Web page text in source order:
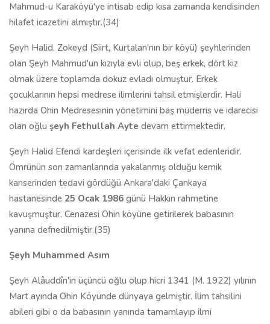
Mahmud-u Karaköyü'ye intisab edip kısa zamanda kendisinden
hilafet icazetini almıştır.(34)
Şeyh Halid, Zokeyd (Siirt, Kurtalan'nın bir köyü) şeyhlerinden
olan Şeyh Mahmud'un kızıyla evli olup, beş erkek, dört kız
olmak üzere toplamda dokuz evladı olmuştur. Erkek
çocuklarının hepsi medrese ilimlerini tahsil etmişlerdir. Hali
hazırda Ohin Medresesinin yönetimini baş müderris ve idarecisi
olan oğlu şeyh Fethullah Ayte devam ettirmektedir.
Şeyh Halid Efendi kardeşleri içerisinde ilk vefat edenleridir.
Ömrünün son zamanlarında yakalanmış olduğu kemik
kanserinden tedavi gördüğü Ankara'daki Çankaya
hastanesinde 25 Ocak 1986 günü Hakkın rahmetine
kavuşmuştur. Cenazesi Ohin köyüne getirilerek babasının
yanına defnedilmiştir.(35)
Şeyh Muhammed Asım
Şeyh Alâuddîn'in üçüncü oğlu olup hicri 1341 (M. 1922) yılının
Mart ayında Ohin Köyünde dünyaya gelmiştir. İlim tahsilini
abileri gibi o da babasının yanında tamamlayıp ilmi